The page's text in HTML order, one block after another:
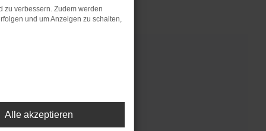
zu verbessern. Zudem werden
und um Anzeigen zu schalten,
Alle akzeptieren